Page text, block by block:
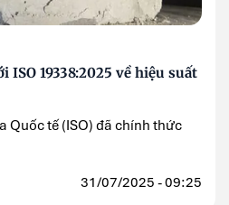
ISO 19338:2025 về hiệu suất
Quốc tế (ISO) đã chính thức
31/07/2025 - 09:25